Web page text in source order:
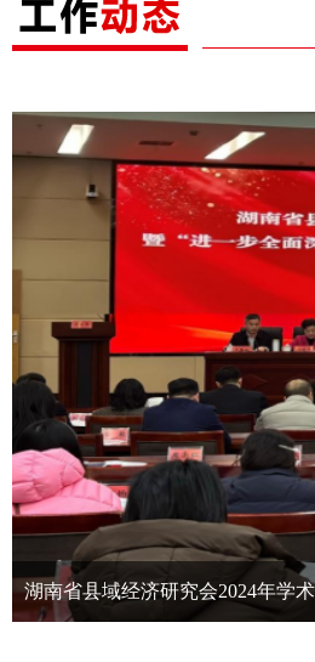
湖南省县域经济研究会2024年学